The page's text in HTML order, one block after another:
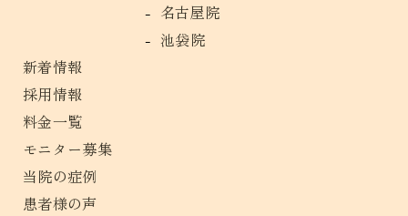
名古屋院
池袋院
新着情報
採用情報
料金一覧
モニター募集
当院の症例
患者様の声